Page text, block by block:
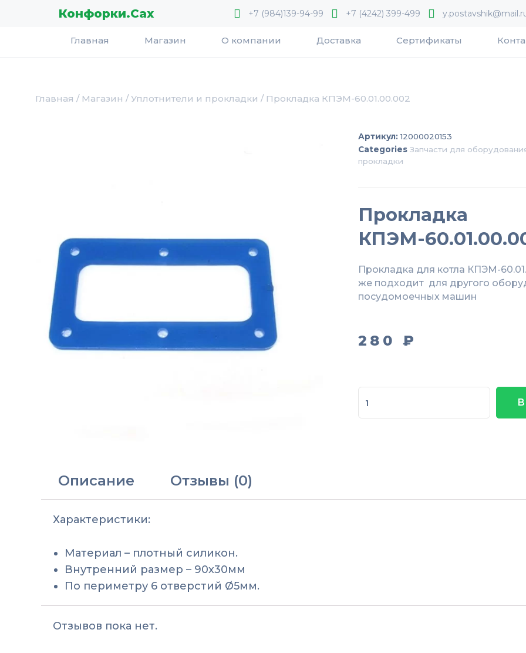
Конфорки.Сах +7 (984)139-94-99 +7 (4242) 399-499
Главная Магазин О компании Доставка Сертификаты
Главная / Магазин /Уплотнители и прокладки / Прокладка КПЭМ-60.01.00.002
Артикул:12000020153
Categories Запчасти для
прокладки
Прокладка
КПЭМ-
Прокладка для котла КПЭМ-
же подходит для другого
посудомоечных машин
280 ₽
товара
Прокладка
Описание Отзывы (0)
Характеристики:
Материал – плотный силикон.
Внутренний размер – 90х30мм
По периметру 6 отверстий Ø5мм.
Отзывов пока нет.